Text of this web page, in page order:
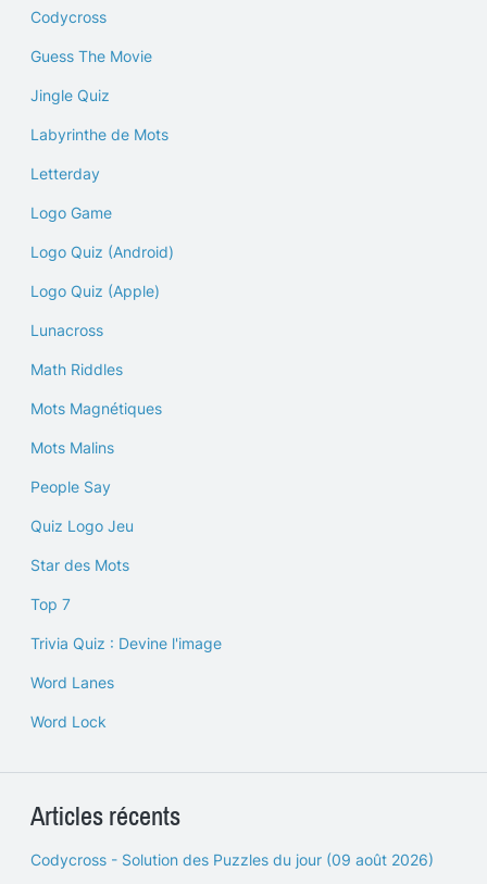
Codycross
Guess The Movie
Jingle Quiz
Labyrinthe de Mots
Letterday
Logo Game
Logo Quiz (Android)
Logo Quiz (Apple)
Lunacross
Math Riddles
Mots Magnétiques
Mots Malins
People Say
Quiz Logo Jeu
Star des Mots
Top 7
Trivia Quiz : Devine l'image
Word Lanes
Word Lock
Articles récents
Codycross - Solution des Puzzles du jour (09 août 2026)